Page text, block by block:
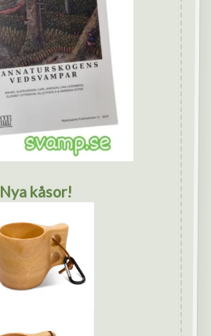
Nya kåsor!